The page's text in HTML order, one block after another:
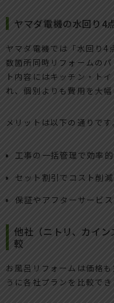
ヤマダ電機の水回り4
ヤマダ電機では「水回り4
数箇所同時リフォームの
ト内容にはキッチン・ト
れ、個別よりも費用を大
メリットは以下の通りです
工事の一括管理で効率
セット割引でコスト削減
保証やアフターサービ
他社（ニトリ、カイ
較
お風呂リフォームは価格
うに各社プランを比較でき